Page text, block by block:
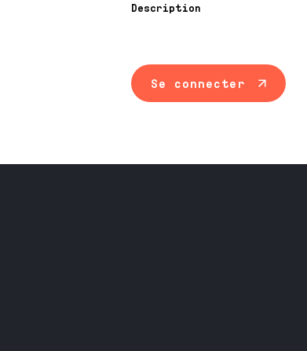
Description
Se connecter